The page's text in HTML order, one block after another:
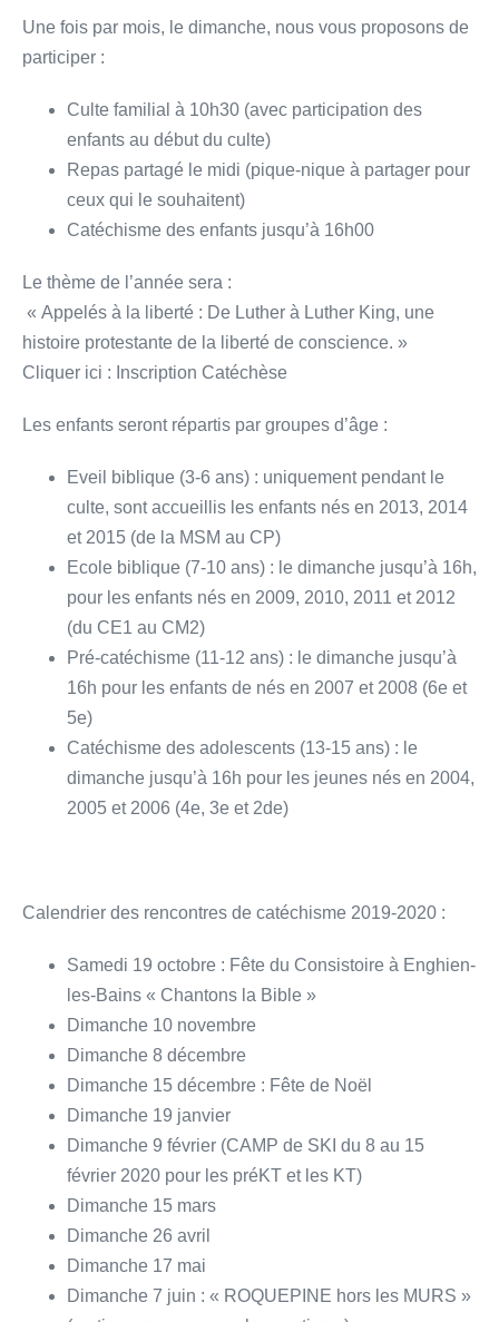
Une fois par mois, le dimanche, nous vous proposons de
participer :
Culte familial à 10h30 (avec participation des
enfants au début du culte)
Repas partagé le midi (pique-nique à partager pour
ceux qui le souhaitent)
Catéchisme des enfants jusqu’à 16h00
Le thème de l’année sera :
« Appelés à la liberté : De Luther à Luther King, une
histoire protestante de la liberté de conscience. »
Cliquer ici : Inscription Catéchèse
Les enfants seront répartis par groupes d’âge :
Eveil biblique (3-6 ans) : uniquement pendant le
culte, sont accueillis les enfants nés en 2013, 2014
et 2015 (de la MSM au CP)
Ecole biblique (7-10 ans) : le dimanche jusqu’à 16h,
pour les enfants nés en 2009, 2010, 2011 et 2012
(du CE1 au CM2)
Pré-catéchisme (11-12 ans) : le dimanche jusqu’à
16h pour les enfants de nés en 2007 et 2008 (6e et
5e)
Catéchisme des adolescents (13-15 ans) : le
dimanche jusqu’à 16h pour les jeunes nés en 2004,
2005 et 2006 (4e, 3e et 2de)
Calendrier des rencontres de catéchisme 2019-2020 :
Samedi 19 octobre : Fête du Consistoire à Enghien-
les-Bains « Chantons la Bible »
Dimanche 10 novembre
Dimanche 8 décembre
Dimanche 15 décembre : Fête de Noël
Dimanche 19 janvier
Dimanche 9 février (CAMP de SKI du 8 au 15
février 2020 pour les préKT et les KT)
Dimanche 15 mars
Dimanche 26 avril
Dimanche 17 mai
Dimanche 7 juin : « ROQUEPINE hors les MURS »